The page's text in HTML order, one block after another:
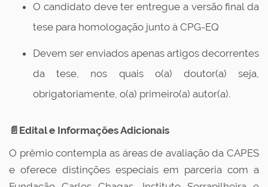
O candidato deve ter entregue a versão final da
tese para homologação junto à CPG-EQ
Devem ser enviados apenas artigos decorrentes
da tese, nos quais o(a) doutor(a) seja,
obrigatoriamente, o(a) primeiro(a) autor(a).
📄Edital e Informações Adicionais
O prêmio contempla as áreas de avaliação da CAPES
e oferece distinções especiais em parceria com a